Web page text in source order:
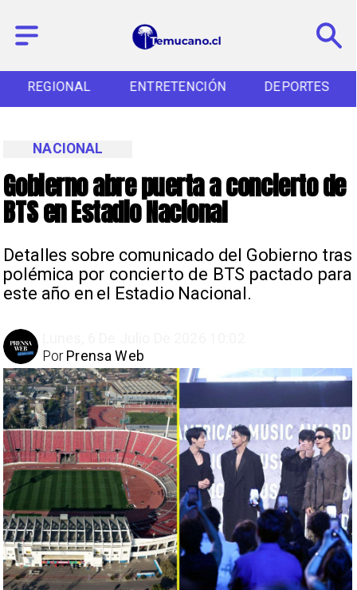
REGIONAL ENTRETENCIÓN DEPORTES
Gobierno abre puerta a concierto de
BTS en Estadio Nacional
Detalles sobre comunicado del Gobierno tras
polémica por concierto de BTS pactado para
este año en el Estadio Nacional.
NACIONAL
Prensa Web
Por